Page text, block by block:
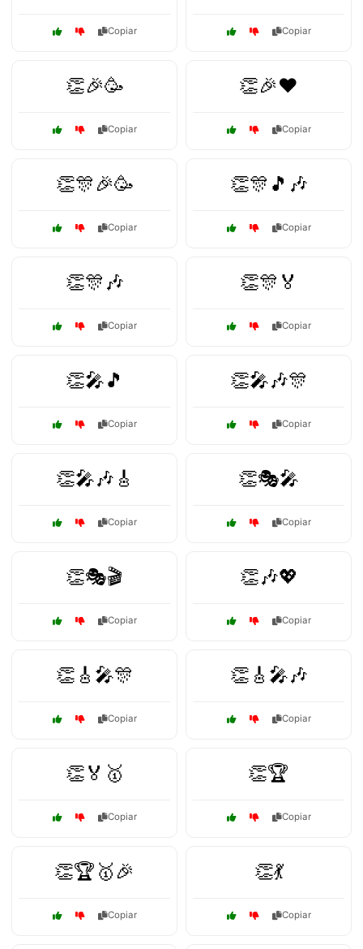
Copiar Copiar
👏🎉🥳
Copiar
👏🎉❤️
Copiar
👏🎊🎉🥳
Copiar
👏🎊🎵🎶
Copiar
👏🎊🎶
Copiar
👏🎊🏅
Copiar
👏🎤🎵
Copiar
👏🎤🎶🎊
Copiar
👏🎤🎶🎸
Copiar
👏🎭🎤
Copiar
👏🎭🎬
Copiar
👏🎶💖
Copiar
👏🎸🎤🎊
Copiar
👏🎸🎤🎶
Copiar
👏🏅🥇
Copiar
👏🏆
Copiar
👏🏆🥇🎉
Copiar
👏💃
Copiar